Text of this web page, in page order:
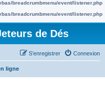
breadcrumbmenu/event/listener.php
breadcrumbmenu/event/listener.php
de Dés
Connexion
S’enregistrer
ligne